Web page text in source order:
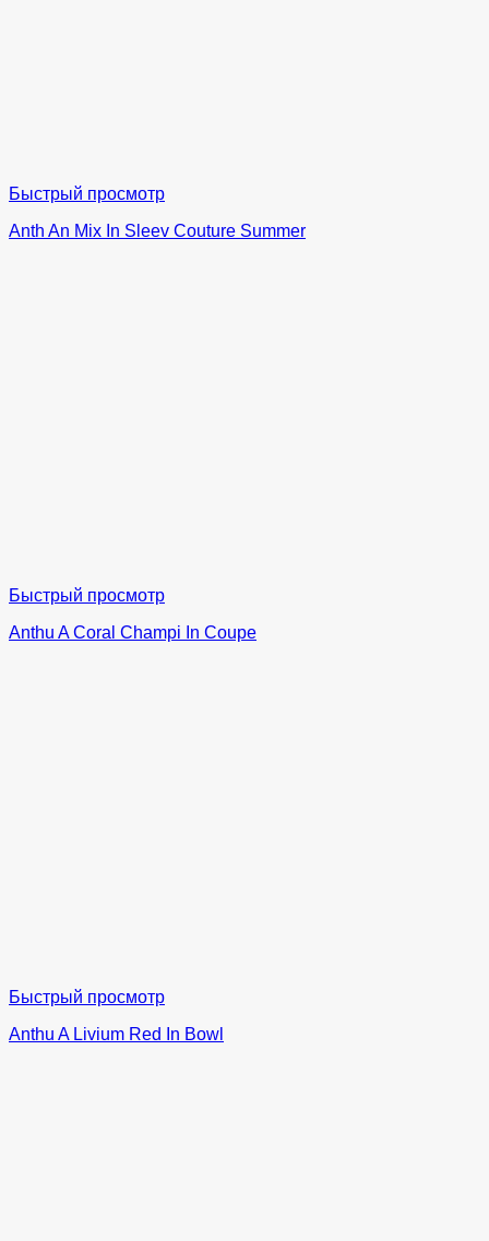
Быстрый просмотр
Anth An Mix In Sleev Couture Summer
Быстрый просмотр
Anthu A Coral Champi In Coupe
Быстрый просмотр
Anthu A Livium Red In Bowl